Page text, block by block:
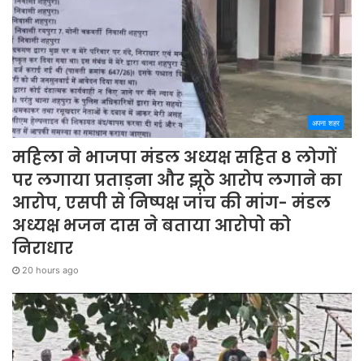
अपना शहर
महिला ने भाजपा मंडल अध्यक्ष सहित 8 लोगों
पर लगाया प्रताड़ना और झूठे आरोप लगाने का
आरोप, एसपी से निष्पक्ष जांच की मांग- मंडल
अध्यक्ष भजन दास ने बताया आरोपो को
निराधार
20 hours ago